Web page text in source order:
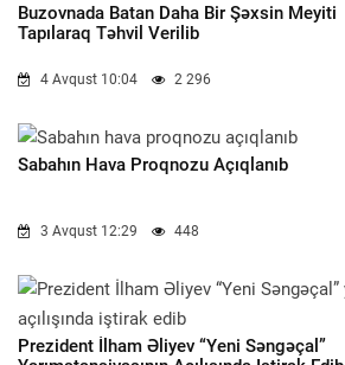
Buzovnada Batan Daha Bir Şəxsin Meyiti
Tapılaraq Təhvil Verilib
4 Avqust 10:04 2 296
Sabahın Hava Proqnozu Açıqlanıb
3 Avqust 12:29 448
Prezident İlham Əliyev “Yeni Səngəçal”